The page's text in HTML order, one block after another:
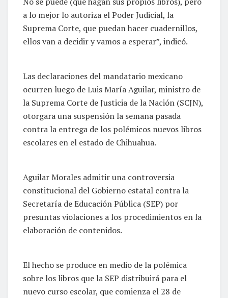
a lo mejor lo autoriza el Poder Judicial, la
Suprema Corte, que puedan hacer cuadernillos,
ellos van a decidir y vamos a esperar”, indicó.
Las declaraciones del mandatario mexicano
ocurren luego de Luis María Aguilar, ministro de
la Suprema Corte de Justicia de la Nación (SCJN),
otorgara una suspensión la semana pasada
contra la entrega de los polémicos nuevos libros
escolares en el estado de Chihuahua.
Aguilar Morales admitir una controversia
constitucional del Gobierno estatal contra la
Secretaría de Educación Pública (SEP) por
presuntas violaciones a los procedimientos en la
elaboración de contenidos.
El hecho se produce en medio de la polémica
sobre los libros que la SEP distribuirá para el
nuevo curso escolar, que comienza el 28 de